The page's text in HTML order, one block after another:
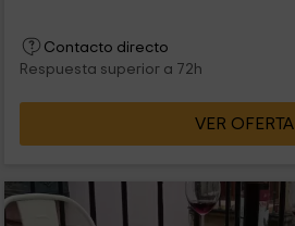
Contacto directo
Respuesta superior a 72h
VER OFERTA